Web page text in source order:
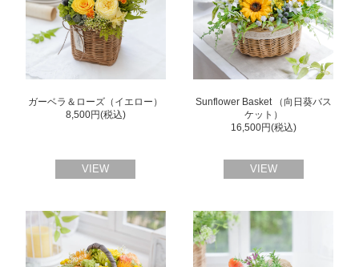
ガーベラ＆ローズ（イエロー）
8,500円(税込)
VIEW
Sunflower Basket （向日葵バス
ケット）
16,500円(税込)
VIEW